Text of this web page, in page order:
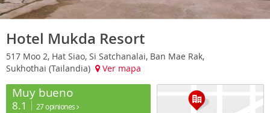
Hotel Mukda Resort
517 Moo 2, Hat Siao, Si Satchanalai, Ban Mae Rak,
Sukhothai (Tailandia)
Ver mapa
Muy bueno
8.1 27 opiniones